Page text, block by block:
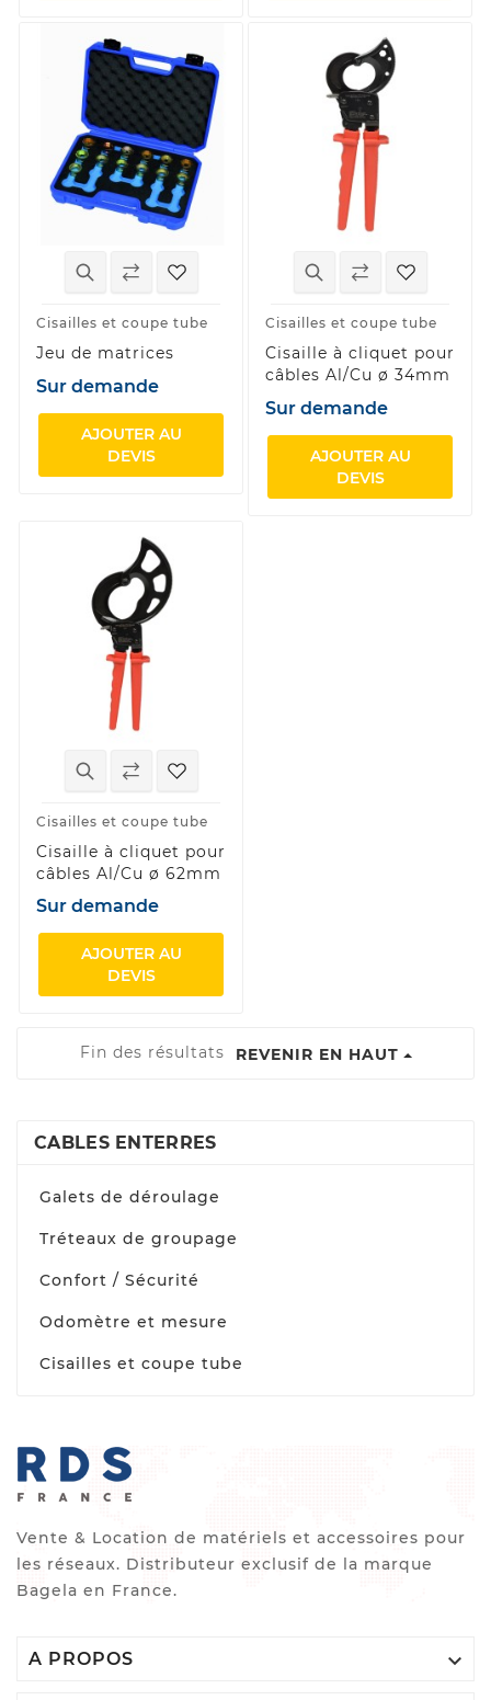
Cisailles et coupe tube
Jeu de matrices
Sur demande
AJOUTER AU
DEVIS
Cisailles et coupe tube
Cisaille à cliquet pour
câbles Al/Cu ø 34mm
Sur demande
AJOUTER AU
DEVIS
Cisailles et coupe tube
Cisaille à cliquet pour
câbles Al/Cu ø 62mm
Sur demande
AJOUTER AU
DEVIS
Fin des résultats REVENIR EN HAUT
CABLES ENTERRES
Galets de déroulage
Tréteaux de groupage
Confort / Sécurité
Odomètre et mesure
Cisailles et coupe tube
Vente & Location de matériels et accessoires pour
les réseaux. Distributeur exclusif de la marque
Bagela en France.
A PROPOS 